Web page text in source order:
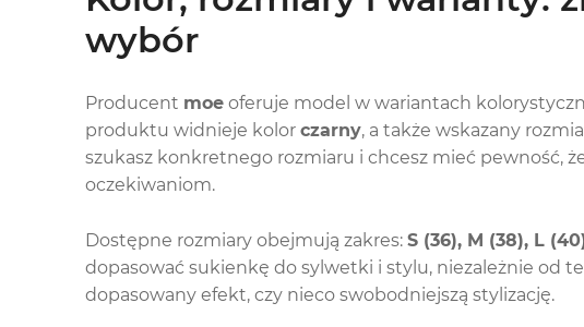
wybór
Producent moe oferuje model w wariantach
produktu widnieje kolor czarny, a także wskazany
szukasz konkretnego rozmiaru i chcesz mieć pewność,
oczekiwaniom.
Dostępne rozmiary obejmują zakres: S (36), M (38), L
dopasować sukienkę do sylwetki i stylu, niezależnie od
dopasowany efekt, czy nieco swobodniejszą stylizację.